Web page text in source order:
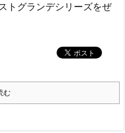
トグランデシリーズをぜ
む